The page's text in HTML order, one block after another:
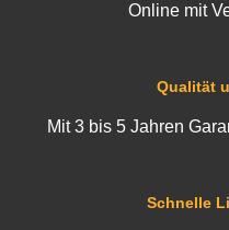
Schnelle
Qualität
Mit 3 bis 5 Jahren
Online mit